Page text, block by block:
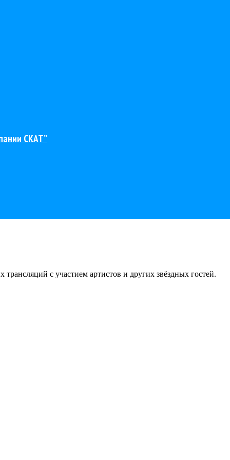
СКАТ”
трансляций с участием артистов и других звёздных гостей.